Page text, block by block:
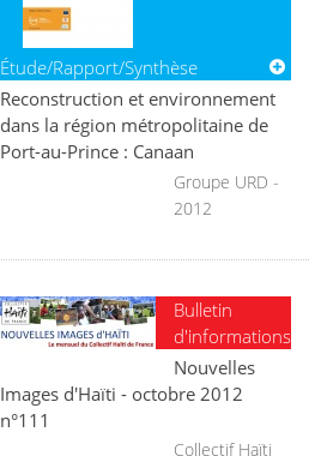
Étude/Rapport/Synthèse
Reconstruction et environnement
dans la région métropolitaine de
Port-au-Prince : Canaan
Groupe URD -
2012
Bulletin
d'informations
Nouvelles
Images d'Haïti - octobre 2012
n°111
Collectif Haïti